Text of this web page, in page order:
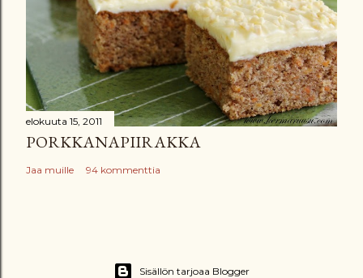
elokuuta 15, 2011
PORKKANAPIIRAKKA
Jaa muille 94 kommenttia
Sisällön tarjoaa Blogger